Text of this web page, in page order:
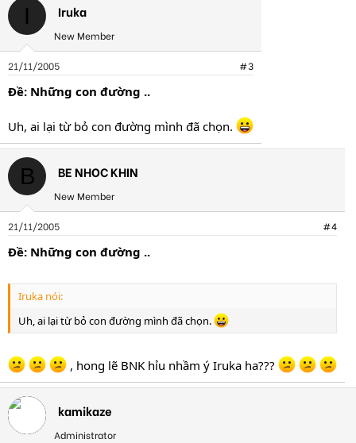
I Iruka
New Member
21/11/2005 #3
Ðề: Những con đường ..
Uh, ai lại từ bỏ con đường mình đã chọn.
B BE NHOC KHIN
New Member
21/11/2005 #4
Ðề: Những con đường ..
Iruka nói:
Uh, ai lại từ bỏ con đường mình đã chọn.
, hong lẽ BNK hỉu nhầm ý Iruka ha???
kamikaze
Administrator